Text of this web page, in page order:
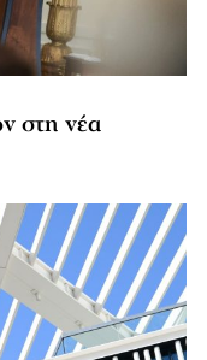
στη νέα